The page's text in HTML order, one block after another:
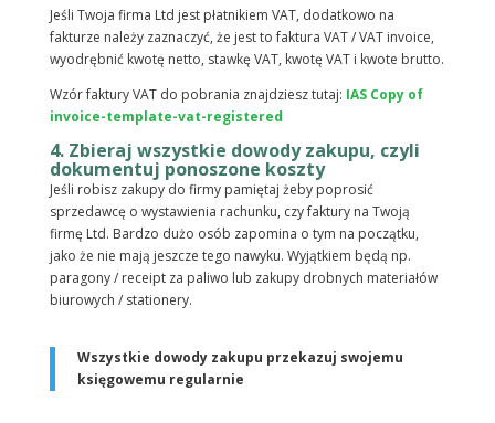
Jeśli Twoja firma Ltd jest płatnikiem VAT, dodatkowo na
fakturze należy zaznaczyć, że jest to faktura VAT / VAT invoice,
wyodrębnić kwotę netto, stawkę VAT, kwotę VAT i kwote brutto.
Wzór faktury VAT do pobrania znajdziesz tutaj: IAS Copy of
invoice-template-vat-registered
4. Zbieraj wszystkie dowody zakupu, czyli
dokumentuj ponoszone koszty
Jeśli robisz zakupy do firmy pamiętaj żeby poprosić
sprzedawcę o wystawienia rachunku, czy faktury na Twoją
firmę Ltd. Bardzo dużo osób zapomina o tym na początku,
jako że nie mają jeszcze tego nawyku. Wyjątkiem będą np.
paragony / receipt za paliwo lub zakupy drobnych materiałów
biurowych / stationery.
Wszystkie dowody zakupu przekazuj swojemu
księgowemu regularnie